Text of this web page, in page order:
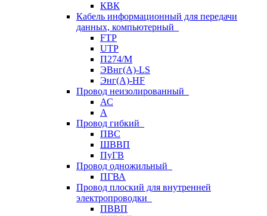
КВК
Кабель информационный для передачи
данных, компьютерный
FTP
UTP
П274/М
ЭВнг(А)-LS
Энг(А)-HF
Провод неизолированный
АС
А
Провод гибкий
ПВС
ШВВП
ПуГВ
Провод одножильный
ПГВА
Провод плоский для внутренней
электропроводки
ПВВП